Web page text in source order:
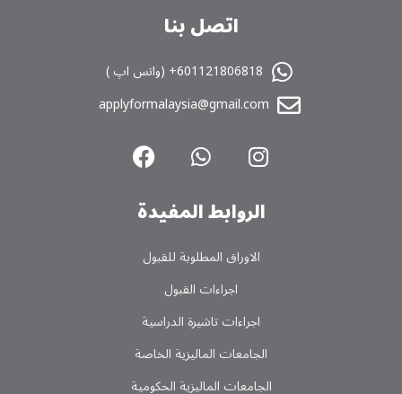
اتصل بنا
601121806818+ (واتس اپ )
applyformalaysia@gmail.com
الروابط المفیدة
الاوراق المطلوبة للقبول
اجراءات القبول
اجراءات تاشیرة الدراسیة
الجامعات المالیزیة الخاصة
الجامعات المالیزیة الحکومیة